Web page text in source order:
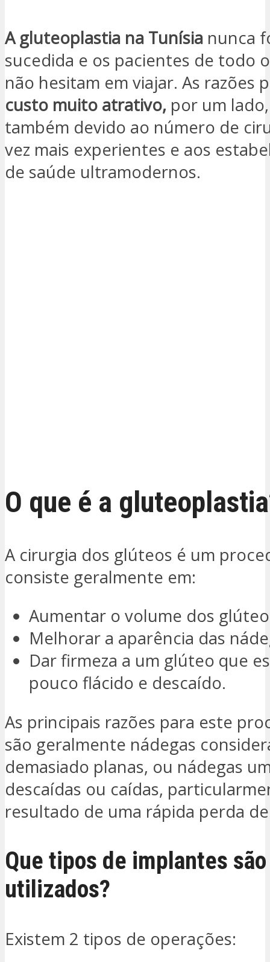
A gluteoplastia na Tunísia nunca
sucedida e os pacientes de todo
não hesitam em viajar. As razões
custo muito atrativo, por um
também devido ao número de
vez mais experientes e aos
de saúde ultramodernos.
O que é a
A cirurgia dos glúteos é um
consiste geralmente em:
Aumentar o volume dos
Melhorar a aparência das
Dar firmeza a um glúteo que
pouco flácido e descaído.
As principais razões para este
são geralmente nádegas
demasiado planas, ou nádegas
descaídas ou caídas,
resultado de uma rápida perda
Que tipos de implantes são
utilizados?
Existem 2 tipos de operações: